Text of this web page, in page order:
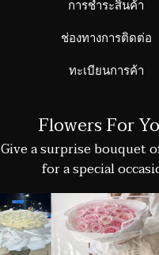
การชำระสินค้า
ช่องทางการติดต่อ
ทะเบียนการค้า
Flowers For
Give a surprise bouquet
for a special